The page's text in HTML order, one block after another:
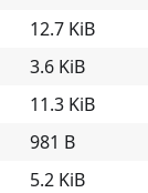
12.7 KiB
3.6 KiB
11.3 KiB
981 B
5.2 KiB